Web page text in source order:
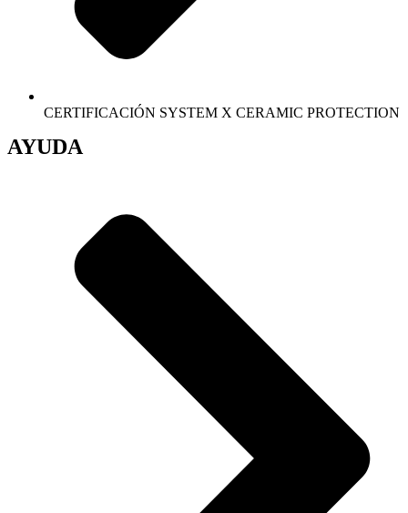
CERTIFICACIÓN SYSTEM X CERAMIC PROTECTION
AYUDA